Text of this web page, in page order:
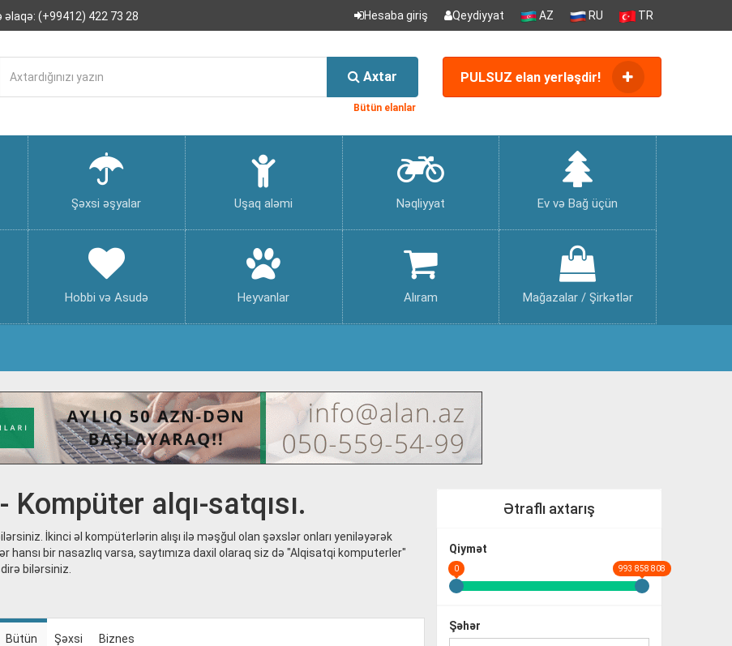
əlaqə: (+99412) 422 73 28 Hesaba giriş Qeydiyyat AZ RU TR
Axtar
Bütün elanlar
PULSUZ elan yerləşdir!
Şəxsi əşyalar Uşaq aləmi Nəqliyyat Ev və Bağ üçün
Hobbi və Asudə Heyvanlar Alıram Mağazalar / Şirkətlər
Ətraflı axtarış
Qiymət
0 993 858 808
Şəhər
alqı-satqısı.
İkinci əl kompüterlərin alışı ilə məşğul olan şəxslər onları yeniləyərək
bir nasazlıq varsa, saytımıza daxil olaraq siz də "Alqisatqi komputerler"
bilərsiniz.
Bütün Şəxsi Biznes